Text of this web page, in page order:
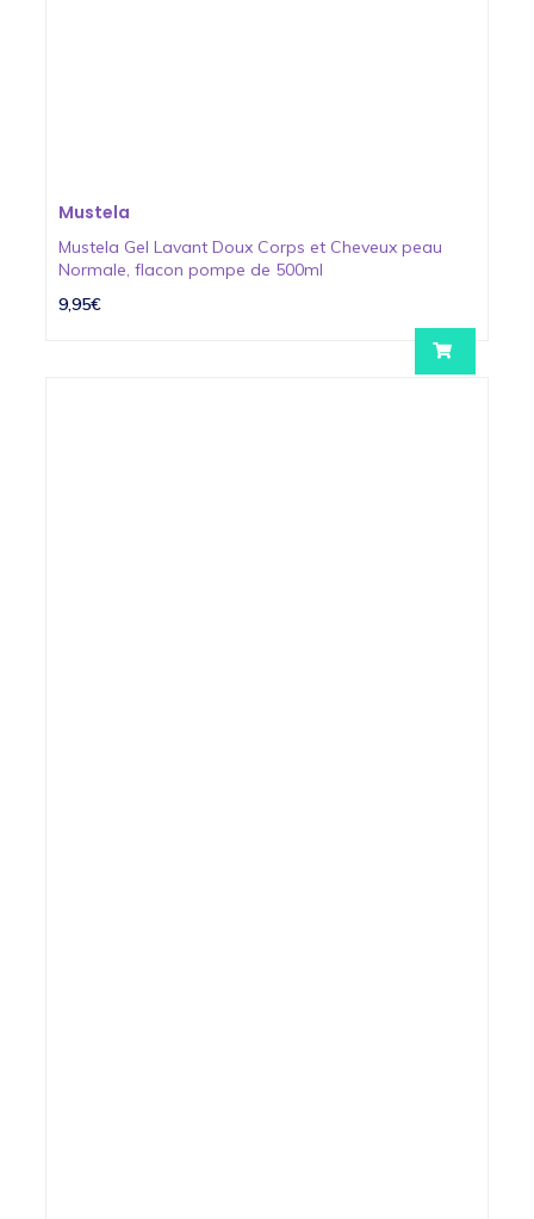
Mustela
Mustela Gel Lavant Doux Corps et Cheveux peau
Normale, flacon pompe de 500ml
9,95€